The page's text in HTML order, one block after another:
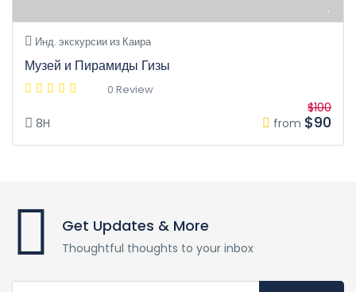
Инд. экскурсии из Каира
Музей и Пирамиды Гизы
0 Review
8H from
$100
$90
Get Updates & More
Thoughtful thoughts to your inbox